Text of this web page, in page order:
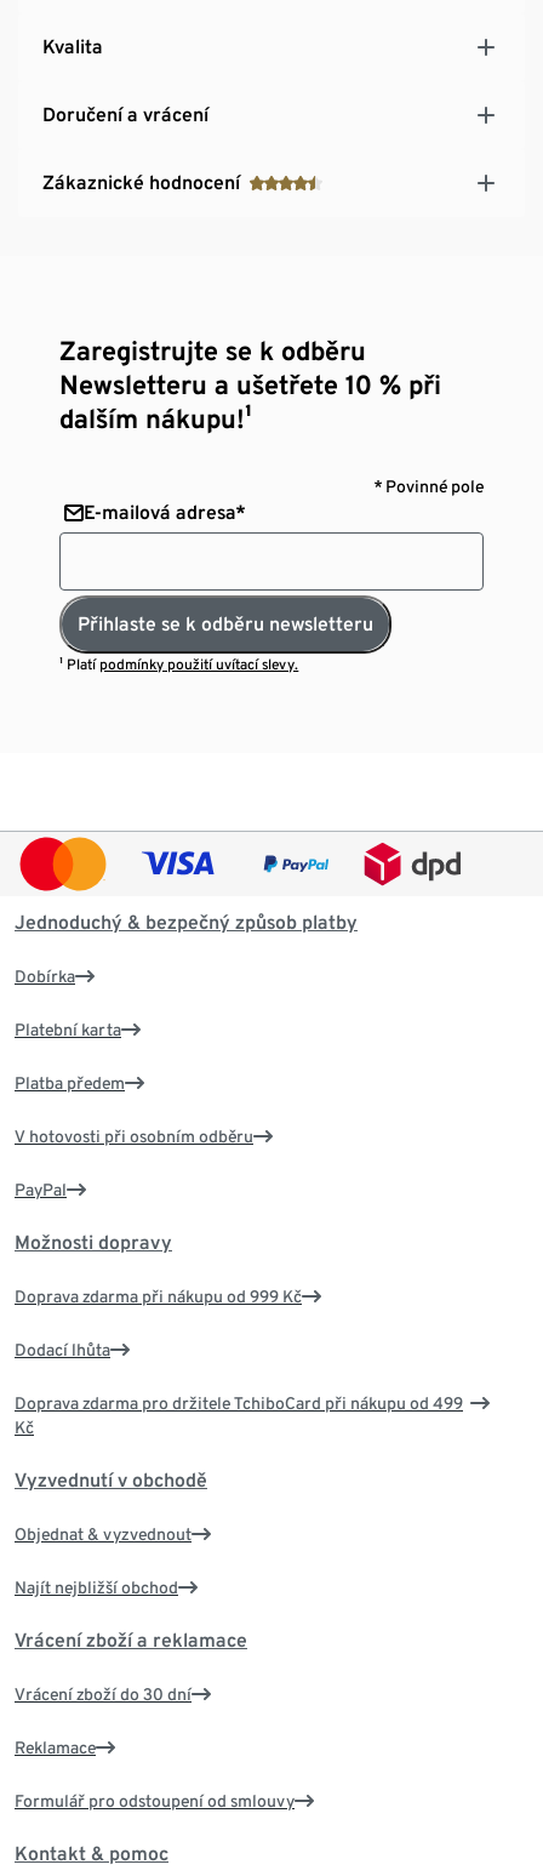
Kvalita
Doručení a vrácení
Zákaznické hodnocení
Zaregistrujte se k odběru
Newsletteru a ušetřete 10 % při
dalším nákupu!¹
* Povinné pole
E-mailová adresa*
Přihlaste se k odběru newsletteru
¹ Platí podmínky použití uvítací slevy.
Jednoduchý & bezpečný způsob platby
Dobírka
Platební karta
Platba předem
V hotovosti při osobním odběru
PayPal
Možnosti dopravy
Doprava zdarma při nákupu od 999 Kč
Dodací lhůta
Doprava zdarma pro držitele TchiboCard při nákupu od 499
Kč
Vyzvednutí v obchodě
Objednat & vyzvednout
Najít nejbližší obchod
Vrácení zboží a reklamace
Vrácení zboží do 30 dní
Reklamace
Formulář pro odstoupení od smlouvy
Kontakt & pomoc